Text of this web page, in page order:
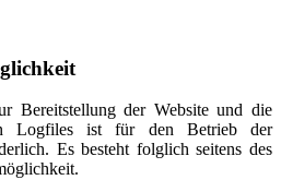
Bereitstellung der Website und die
Logfiles ist für den Betrieb der
Es besteht folglich seitens des